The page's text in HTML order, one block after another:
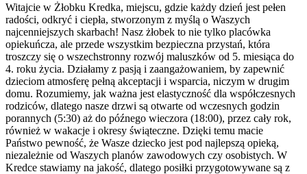
Witajcie w Żłobku Kredka, miejscu, gdzie każdy dzień jest pełen
radości, odkryć i ciepła, stworzonym z myślą o Waszych
najcenniejszych skarbach! Nasz żłobek to nie tylko placówka
opiekuńcza, ale przede wszystkim bezpieczna przystań, która
troszczy się o wszechstronny rozwój maluszków od 5. miesiąca do
4. roku życia. Działamy z pasją i zaangażowaniem, by zapewnić
dzieciom atmosferę pełną akceptacji i wsparcia, niczym w drugim
domu. Rozumiemy, jak ważna jest elastyczność dla współczesnych
rodziców, dlatego nasze drzwi są otwarte od wczesnych godzin
porannych (5:30) aż do późnego wieczora (18:00), przez cały rok,
również w wakacje i okresy świąteczne. Dzięki temu macie
Państwo pewność, że Wasze dziecko jest pod najlepszą opieką,
niezależnie od Waszych planów zawodowych czy osobistych. W
Kredce stawiamy na jakość, dlatego posiłki przygotowywane są z